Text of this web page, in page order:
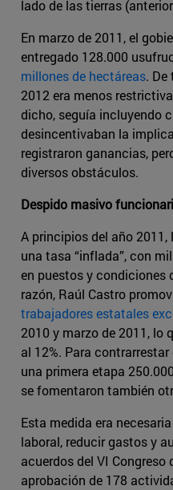
lado de las tierras
En marzo de 2011, el
entregado 128.000
millones de hectáreas. De
2012 era menos
dicho, seguía incluyendo
desincentivaban la
registraron ganancias,
diversos obstáculos.
Despido masivo
A principios del año
una tasa “inflada”, con
en puestos y condiciones
razón, Raúl Castro
trabajadores estatales
2010 y marzo de 2011, lo
al 12%. Para
una primera etapa
se fomentaron también
Esta medida era
laboral, reducir gastos y
acuerdos del VI Congreso
aprobación de 178